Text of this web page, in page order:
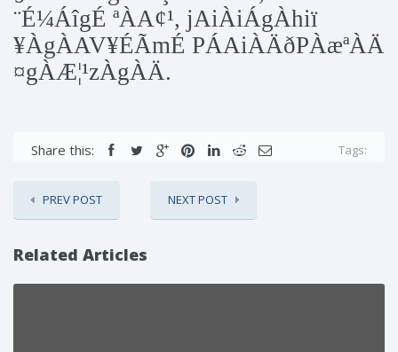
¨É¼ÁîgÉ ªÀA¢¹, jAiÀiÁgÀhiï
¥ÀgÀAV¥ÉÃmÉ PÁAiÀÄðPÀæªÀÄ
¤gÀÆ¦¹zÀgÀÄ.
Share this: Tags:
PREV POST NEXT POST
Related Articles